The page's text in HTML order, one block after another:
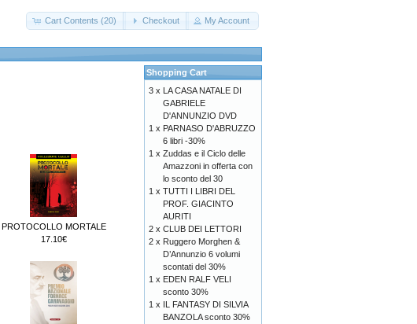
Cart Contents (20) Checkout My Account
PROTOCOLLO MORTALE
17.10€
Shopping Cart
3 x LA CASA NATALE DI
GABRIELE
D'ANNUNZIO DVD
1 x PARNASO D'ABRUZZO
6 libri -30%
1 x Zuddas e il Ciclo delle
Amazzoni in offerta con
lo sconto del 30
1 x TUTTI I LIBRI DEL
PROF. GIACINTO
AURITI
2 x CLUB DEI LETTORI
2 x Ruggero Morghen &
D’Annunzio 6 volumi
scontati del 30%
1 x EDEN RALF VELI
sconto 30%
1 x IL FANTASY DI SILVIA
BANZOLA sconto 30%